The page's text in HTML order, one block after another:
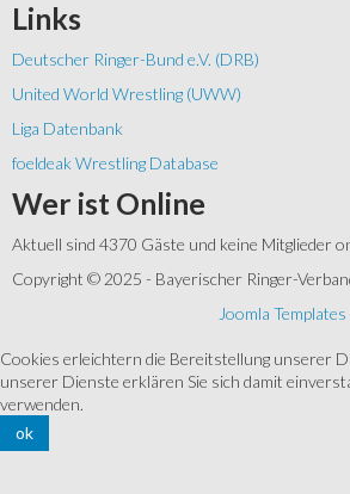
Links
Deutscher Ringer-Bund e.V. (DRB)
United World Wrestling (UWW)
Liga Datenbank
foeldeak Wrestling Database
Wer ist Online
Aktuell sind 4370 Gäste und keine Mitglieder
Copyright © 2025 - Bayerischer Ringer-
Joomla Templates
Cookies erleichtern die Bereitstellung unserer
unserer Dienste erklären Sie sich damit
verwenden.
ok